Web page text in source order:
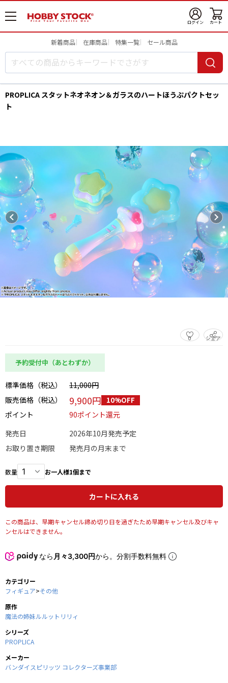
メ
ニ
開
ログイン カート
新着商品 在庫商品 特集一覧 セール商品
PROPLICA スタットネオネオン＆ガラスのハートほうぷパクトセッ
ト
0 シェア
この商品をシェアする
予約受付中（あとわずか）
標準価格（税込）
11,000円
販売価格（税込）
9,900円 10%OFF
ポイント
90ポイント還元
発売日
2026年10月発売予定
お取り置き期限
発売月の月末まで
数量 お一人様1個まで
カートに入れる
この商品は、早期キャンセル締め切り日を過ぎたため早期キャンセル及びキャ
ンセルはできません。
なら 月々3,300円から。分割手数料無料
カテゴリー
フィギュア>その他
原作
魔法の姉妹ルルットリリィ
シリーズ
PROPLICA
メーカー
バンダイスピリッツ コレクターズ事業部